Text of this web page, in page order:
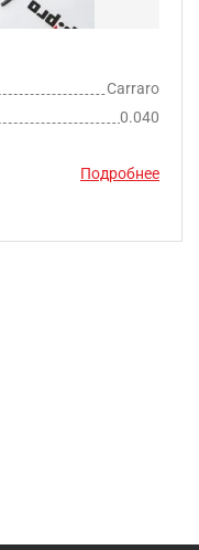
Carraro
0.040
Подробнее